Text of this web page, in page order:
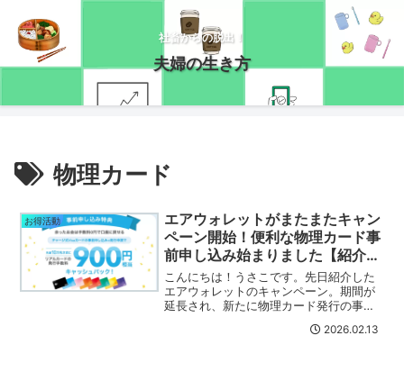
社畜からの脱出！
夫婦の生き方
物理カード
お得活動
エアウォレットがまたまたキャン
ペーン開始！便利な物理カード事
前申し込み始まりました【紹介コ
ードあり】
こんにちは！うさこです。先日紹介した
エアウォレットのキャンペーン。期間が
延長され、新たに物理カード発行の事前
トの詳細はこちらをチェックしてみてね
2026.02.13